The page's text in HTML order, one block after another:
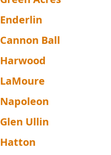
Enderlin
Cannon Ball
Harwood
LaMoure
Napoleon
Glen Ullin
Hatton